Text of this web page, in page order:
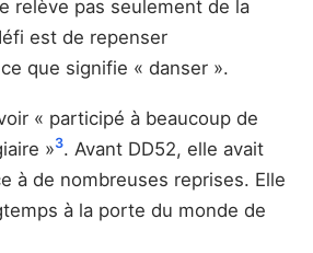
relève pas seulement de la
est de repenser
que signifie « danser ».
« participé à beaucoup de
»3. Avant DD52, elle avait
à de nombreuses reprises. Elle
à la porte du monde de